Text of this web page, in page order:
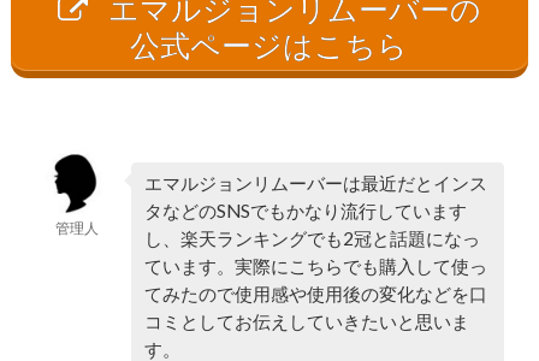
エマルジョンリムーバーの
公式ページはこちら
管理人
エマルジョンリムーバーは最近だとインス
タなどのSNSでもかなり流行しています
し、楽天ランキングでも2冠と話題になっ
ています。実際にこちらでも購入して使っ
てみたので使用感や使用後の変化などを口
コミとしてお伝えしていきたいと思いま
す。